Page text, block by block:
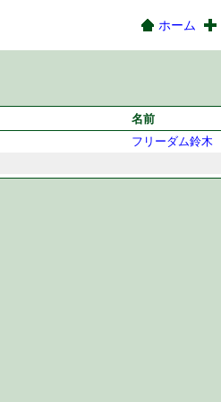
ホーム
名前
フリーダム鈴木